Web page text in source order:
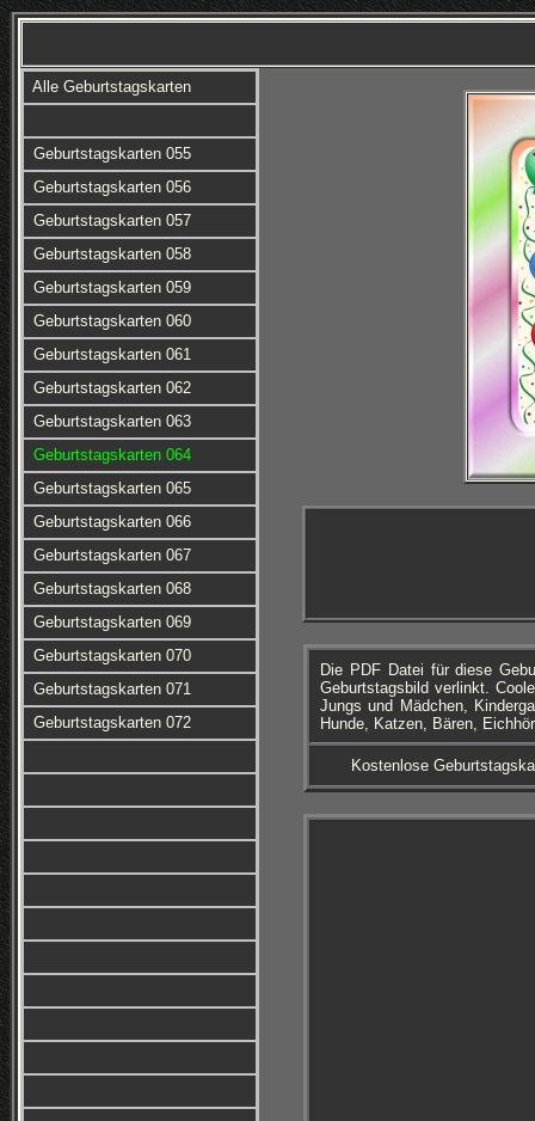
Alle Geburtstagskarten
Geburtstagskarten 055
Geburtstagskarten 056
Geburtstagskarten 057
Geburtstagskarten 058
Geburtstagskarten 059
Geburtstagskarten 060
Geburtstagskarten 061
Geburtstagskarten 062
Geburtstagskarten 063
Geburtstagskarten 064
Geburtstagskarten 065
Geburtstagskarten 066
Geburtstagskarten 067
Geburtstagskarten 068
Geburtstagskarten 069
Geburtstagskarten 070
Geburtstagskarten 071
Geburtstagskarten 072
Die PDF Datei für diese
Geburtstagsbild verlinkt.
Jungs und Mädchen,
Hunde, Katzen, Bären,
Kostenlose